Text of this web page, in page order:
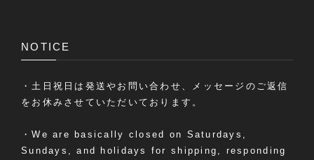
NOTICE
・土日祝日は発送やお問い合わせ、メッセージのご返信
をお休みさせていただいております。
・We are basically closed on Saturdays,
Sundays, and holidays for shipping, responding